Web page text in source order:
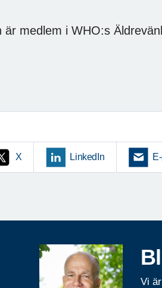
är medlem i WHO:s
X LinkedIn
Vi